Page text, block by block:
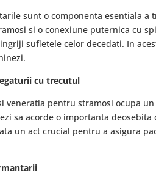
sunt o componenta esentiala
si o conexiune puternica cu
sufletele celor decedati. In
cu trecutul
veneratia pentru stramosi ocupa
sa acorde o importanta
un act crucial pentru a asigura